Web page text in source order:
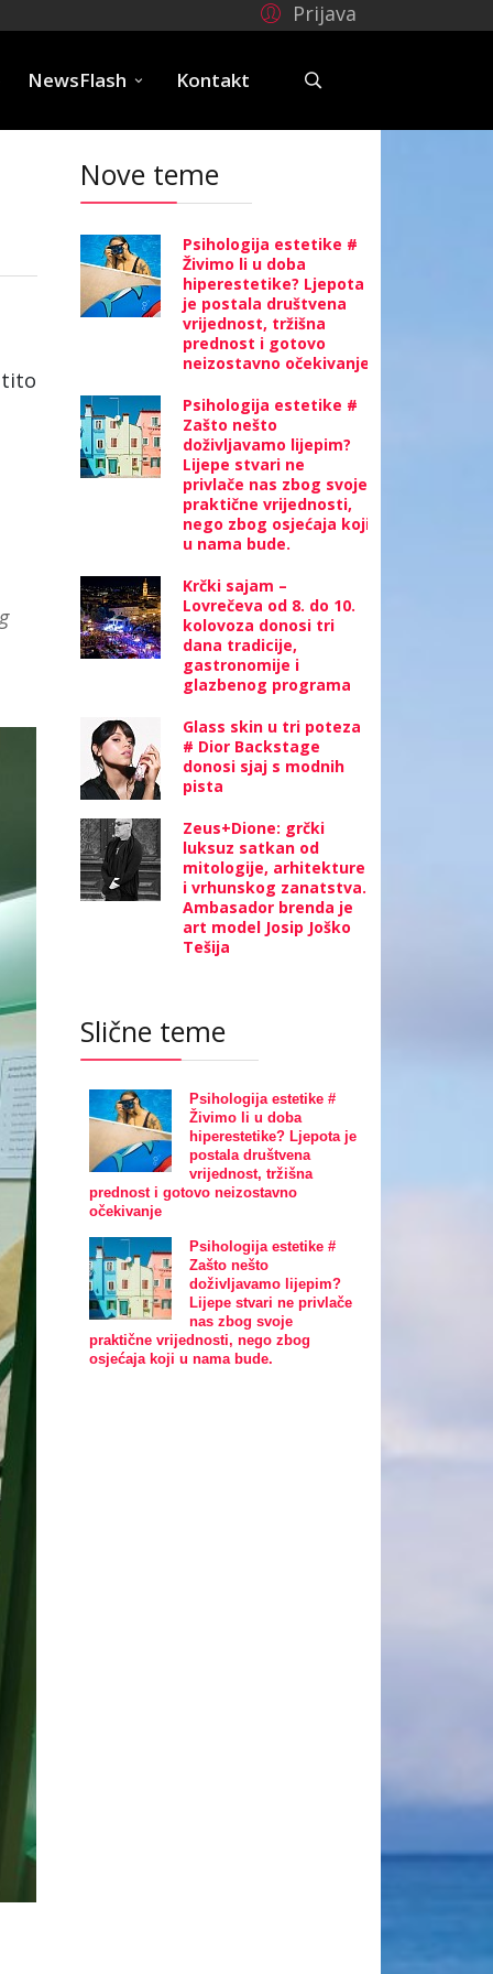
Prijava
NewsFlash Kontakt
Nove teme
Psihologija estetike #
Živimo li u doba
hiperestetike? Ljepota
je postala društvena
vrijednost, tržišna
prednost i gotovo
neizostavno očekivanje
Psihologija estetike #
Zašto nešto
doživljavamo lijepim?
Lijepe stvari ne
privlače nas zbog svoje
praktične vrijednosti,
nego zbog osjećaja koji
u nama bude.
Krčki sajam –
Lovrečeva od 8. do 10.
kolovoza donosi tri
dana tradicije,
gastronomije i
glazbenog programa
Glass skin u tri poteza
# Dior Backstage
donosi sjaj s modnih
pista
Zeus+Dione: grčki
luksuz satkan od
mitologije, arhitekture
i vrhunskog zanatstva.
Ambasador brenda je
art model Josip Joško
Tešija
Slične teme
Psihologija estetike #
Živimo li u doba
hiperestetike? Ljepota je
postala društvena
vrijednost, tržišna
prednost i gotovo neizostavno
očekivanje
Psihologija estetike #
Zašto nešto
doživljavamo lijepim?
Lijepe stvari ne privlače
nas zbog svoje
praktične vrijednosti, nego zbog
osjećaja koji u nama bude.